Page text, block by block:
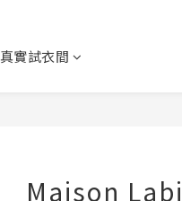
真實試衣間
Maison